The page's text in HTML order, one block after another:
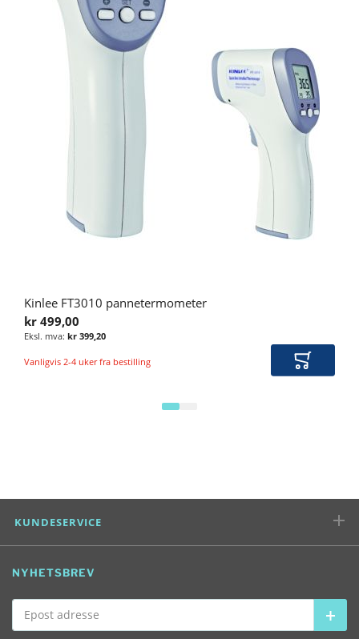
Kinlee FT3010 pannetermometer
kr 499,00
kr 399,20
Vanligvis 2-4 uker fra bestilling Legg i
KUNDESERVICE
NYHETSBREV
Epost adresse